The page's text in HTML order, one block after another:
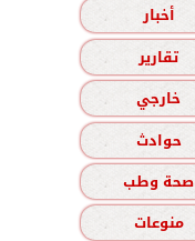
أخبار
تقارير
خارجي
حوادث
صحة وطب
منوعات